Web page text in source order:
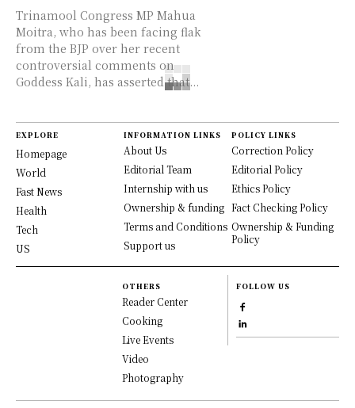
Trinamool Congress MP Mahua
Moitra, who has been facing flak
from the BJP over her recent
controversial comments on
Goddess Kali, has asserted that...
EXPLORE
Homepage
World
Fast News
Health
Tech
US
INFORMATION LINKS
About Us
Editorial Team
Internship with us
Ownership & funding
Terms and Conditions
Support us
POLICY LINKS
Correction Policy
Editorial Policy
Ethics Policy
Fact Checking Policy
Ownership & Funding
Policy
OTHERS
Reader Center
Cooking
Live Events
Video
Photography
FOLLOW US